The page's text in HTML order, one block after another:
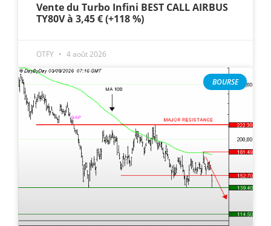
Vente du Turbo Infini BEST CALL AIRBUS
TY80V à 3,45 € (+118 %)
OTFY 4 août 2026
BOURSE